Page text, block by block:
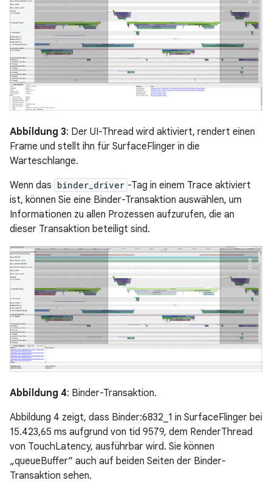
Abbildung 3: Der UI-Thread wird aktiviert, rendert einen
Frame und stellt ihn für SurfaceFlinger in die
Warteschlange.
Wenn das binder_driver -Tag in einem Trace aktiviert
ist, können Sie eine Binder-Transaktion auswählen, um
Informationen zu allen Prozessen aufzurufen, die an
dieser Transaktion beteiligt sind.
Abbildung 4: Binder-Transaktion.
Abbildung 4 zeigt, dass Binder:6832_1 in SurfaceFlinger bei
15.423,65 ms aufgrund von tid 9579, dem RenderThread
von TouchLatency, ausführbar wird. Sie können
„queueBuffer“ auch auf beiden Seiten der Binder-
Transaktion sehen.